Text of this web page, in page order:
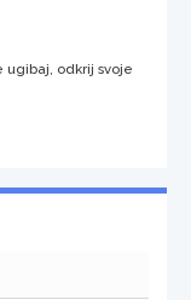
ugibaj, odkrij svoje